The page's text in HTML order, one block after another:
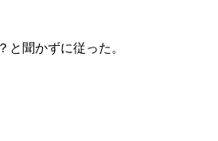
と聞かずに従った。